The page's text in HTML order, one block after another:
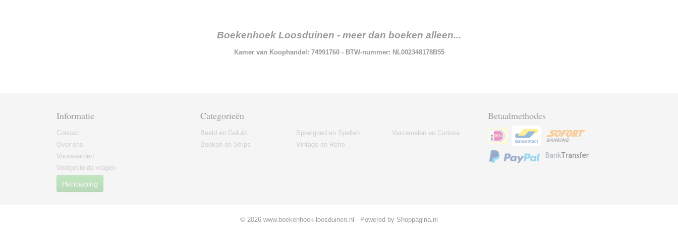
Boekenhoek Loosduinen - meer dan boeken alleen...
Kamer van Koophandel: 74991760 - BTW-nummer: NL002348178B55
Informatie
Contact
Over ons
Voorwaarden
Veelgestelde vragen
Herroeping
Categorieën
Beeld en Geluid
Boeken en Strips
Speelgoed en Spellen
Vintage en Retro
Verzamelen en Curiosa
Betaalmethodes
© 2026 www.boekenhoek-loosduinen.nl - Powered by Shoppagina.nl